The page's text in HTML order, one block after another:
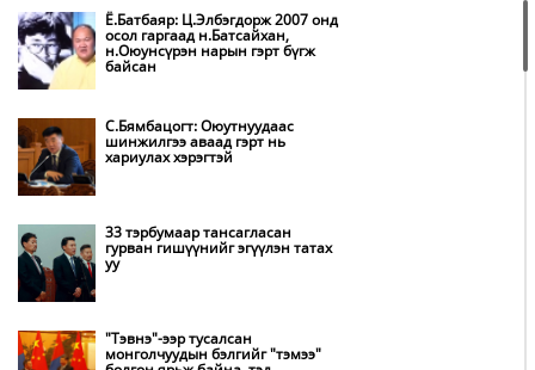
Амаргүй цаг үеийг ирэх
НИТХ-ын төлөөлөгчид COP17
Монгол Улс “COP17”-д “Тал
Ё.Батбаяр: Ц.Элбэгдорж 2007 онд
осол гаргаад н.Батсайхан,
н.Оюунсүрэн нарын гэрт бүгж
байсан
С.Бямбацогт: Оюутнуудаас
шинжилгээ аваад гэрт нь
хариулах хэрэгтэй
33 тэрбумаар тансагласан
гурван гишүүнийг эгүүлэн татах
уу
"Тэвнэ"-ээр тусалсан
монголчуудын бэлгийг "тэмээ"